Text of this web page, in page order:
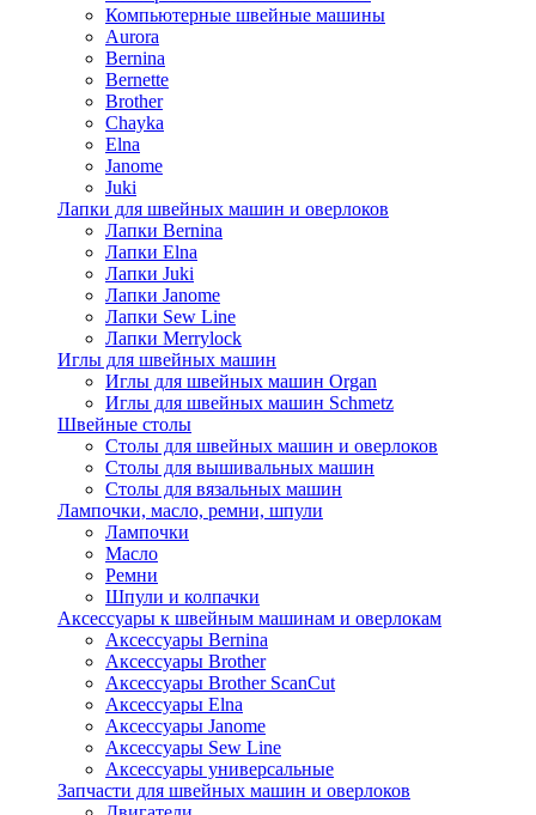
Компьютерные швейные машины
Aurora
Bernina
Bernette
Brother
Chayka
Elna
Janome
Juki
Лапки для швейных машин и оверлоков
Лапки Bernina
Лапки Elna
Лапки Juki
Лапки Janome
Лапки Sew Line
Лапки Merrylock
Иглы для швейных машин
Иглы для швейных машин Organ
Иглы для швейных машин Schmetz
Швейные столы
Столы для швейных машин и оверлоков
Столы для вышивальных машин
Столы для вязальных машин
Лампочки, масло, ремни, шпули
Лампочки
Масло
Ремни
Шпули и колпачки
Аксессуары к швейным машинам и оверлокам
Аксессуары Bernina
Аксессуары Brother
Аксессуары Brother ScanCut
Аксессуары Elna
Аксессуары Janome
Аксессуары Sew Line
Аксессуары универсальные
Запчасти для швейных машин и оверлоков